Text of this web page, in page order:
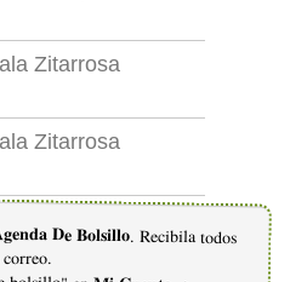
Zitarrosa
Zitarrosa
De Bolsillo. Recibila todos